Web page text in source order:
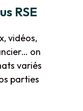
RSE
vidéos,
on
variés
parties